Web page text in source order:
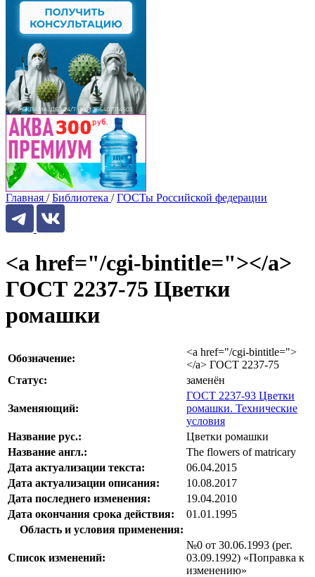
Главная / Библиотека / ГОСТы Российской федерации
<a href="/cgi-bintitle="></a>
ГОСТ 2237-75 Цветки
ромашки
Обозначение:
<a href="/cgi-bintitle=">
</a> ГОСТ 2237-75
Статус:
заменён
Заменяющий:
ГОСТ 2237-93 Цветки
ромашки. Технические
условия
Название рус.:
Цветки ромашки
Название англ.:
The flowers of matricary
Дата актуализации текста:
06.04.2015
Дата актуализации описания:
10.08.2017
Дата последнего изменения:
19.04.2010
Дата окончания срока действия:
01.01.1995
Область и условия применения:
Список изменений:
№0 от 30.06.1993 (рег.
03.09.1992) «Поправка к
изменению»